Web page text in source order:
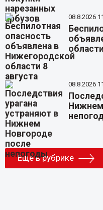
08.8.2026
08.8.2026
Еще в рубрике